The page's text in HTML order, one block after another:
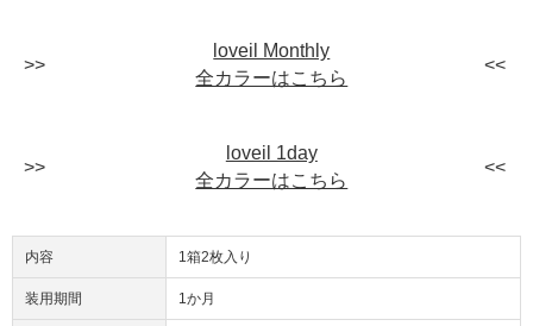
loveil Monthly
全カラーはこちら
loveil 1day
全カラーはこちら
内容 1箱2枚入り
装用期間 1か月